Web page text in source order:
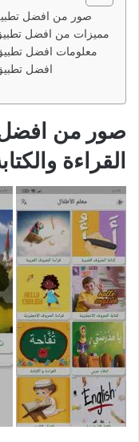
صور من افضل تطبيق
مميزات من افضل تطبيق
معلومات افضل تطبيق
افضل تطبيق
صور من افضل
القراءة